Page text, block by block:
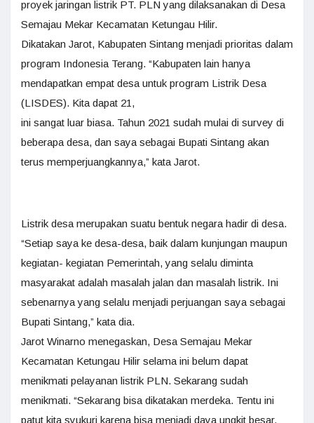
proyek jaringan listrik PT. PLN yang dilaksanakan di Desa
Semajau Mekar Kecamatan Ketungau Hilir.
Dikatakan Jarot, Kabupaten Sintang menjadi prioritas dalam
program Indonesia Terang. “Kabupaten lain hanya
mendapatkan empat desa untuk program Listrik Desa
(LISDES). Kita dapat 21,
ini sangat luar biasa. Tahun 2021 sudah mulai di survey di
beberapa desa, dan saya sebagai Bupati Sintang akan
terus memperjuangkannya,” kata Jarot.
Listrik desa merupakan suatu bentuk negara hadir di desa.
“Setiap saya ke desa-desa, baik dalam kunjungan maupun
kegiatan- kegiatan Pemerintah, yang selalu diminta
masyarakat adalah masalah jalan dan masalah listrik. Ini
sebenarnya yang selalu menjadi perjuangan saya sebagai
Bupati Sintang,” kata dia.
Jarot Winarno menegaskan, Desa Semajau Mekar
Kecamatan Ketungau Hilir selama ini belum dapat
menikmati pelayanan listrik PLN. Sekarang sudah
menikmati. “Sekarang bisa dikatakan merdeka. Tentu ini
patut kita syukuri karena bisa menjadi daya ungkit besar,